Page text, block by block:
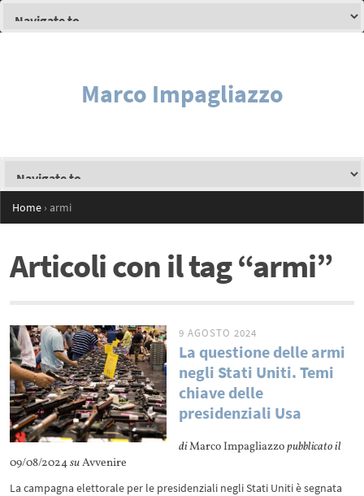
Marco Impagliazzo
Home › armi
Articoli con il tag “armi”
9 AGOSTO 2024
La questione delle armi
negli Stati Uniti. Temi
chiave delle
presidenziali Usa
diMarco Impagliazzopubblicato il
09/08/2024suAvvenire
La campagna elettorale per le presidenziali negli Stati Uniti è segnata